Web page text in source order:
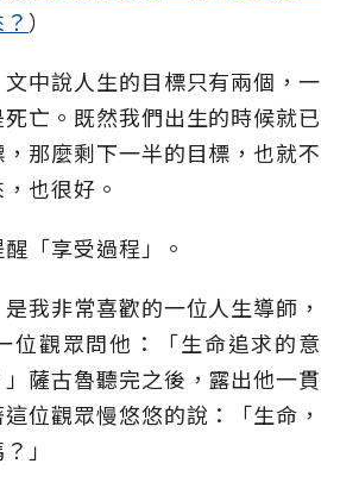
）
中說人生的目標只有兩個，一
亡。既然我們出生的時候就已
那麼剩下一半的目標，也就不
也很好。
「享受過程」。
我非常喜歡的一位人生導師，
位觀眾問他：「生命追求的意
薩古魯聽完之後，露出他一貫
位觀眾慢悠悠的說：「生命，
」